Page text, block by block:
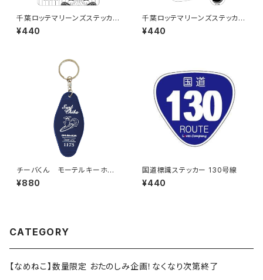
千葉ロッテマリーンズステッカー
11
¥440
千葉ロッテマリーンズステッカー
14
¥440
チーバくん モーテルキーホル
ダー design3
¥880
国道標識ステッカー 130号線
¥440
CATEGORY
【なめねこ】数量限定 おたのしみ企画！なくなり次第終了